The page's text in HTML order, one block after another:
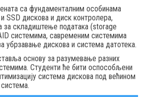
са фундаменталним особинама
SSD дискова и диск контролера,
за складиштење података (storage
системима, савременим системима
убрзавање дискова и система датотека.
основу за разумевање разних
Студенти ће бити оспособљени
система дискова под већином